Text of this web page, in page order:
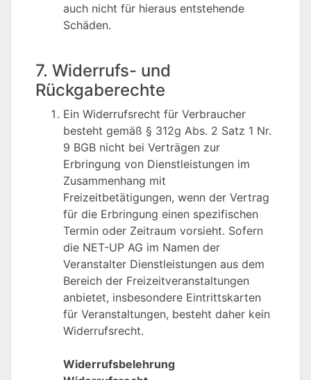
auch nicht für hieraus entstehende
Schäden.
7. Widerrufs- und
Rückgaberechte
Ein Widerrufsrecht für Verbraucher
besteht gemäß § 312g Abs. 2 Satz 1 Nr.
9 BGB nicht bei Verträgen zur
Erbringung von Dienstleistungen im
Zusammenhang mit
Freizeitbetätigungen, wenn der Vertrag
für die Erbringung einen spezifischen
Termin oder Zeitraum vorsieht. Sofern
die NET-UP AG im Namen der
Veranstalter Dienstleistungen aus dem
Bereich der Freizeitveranstaltungen
anbietet, insbesondere Eintrittskarten
für Veranstaltungen, besteht daher kein
Widerrufsrecht.
Widerrufsbelehrung